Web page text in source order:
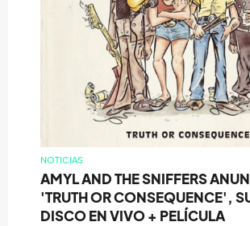
NOTICIAS
AMYL AND THE SNIFFERS
'TRUTH OR CONSEQUENCE',
DISCO EN VIVO + PELÍCULA